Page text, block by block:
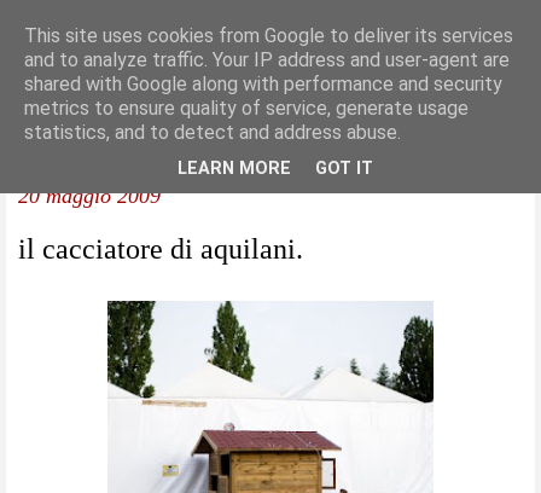
20 maggio 2009
il cacciatore di aquilani.
This site uses cookies from Google to deliver its services
and to analyze traffic. Your IP address and user-agent are
shared with Google along with performance and security
metrics to ensure quality of service, generate usage
statistics, and to detect and address abuse.
LEARN MORE GOT IT